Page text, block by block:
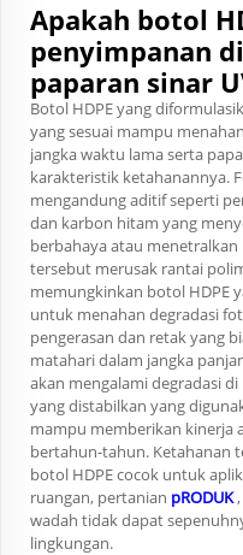
Apakah botol
penyimpanan
paparan sinar
Botol HDPE yang
yang sesuai mampu
jangka waktu lama serta
karakteristik ketahanannya.
mengandung aditif seperti
dan karbon hitam yang
berbahaya atau
tersebut merusak rantai
memungkinkan botol HDPE
untuk menahan degradasi
pengerasan dan retak yang
matahari dalam jangka
akan mengalami degradasi
yang distabilkan yang
mampu memberikan kinerja
bertahun-tahun. Ketahanan
botol HDPE cocok untuk
ruangan, pertanian pRODUK
wadah tidak dapat
lingkungan.